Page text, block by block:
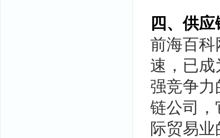
四、供
前海百科
速，已
强竞争力
链公司，
际贸易